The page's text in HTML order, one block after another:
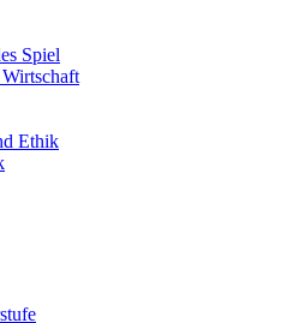
Spiel
Ethik